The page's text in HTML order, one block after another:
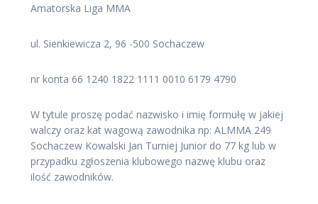
Amatorska Liga MMA
ul. Sienkiewicza 2, 96 -500 Sochaczew
nr konta 66 1240 1822 1111 0010 6179 4790
W tytule proszę podać nazwisko i imię formułę w jakiej
walczy oraz kat wagową zawodnika np: ALMMA 249
Sochaczew Kowalski Jan Turniej Junior do 77 kg lub w
przypadku zgłoszenia klubowego nazwę klubu oraz
ilość zawodników.